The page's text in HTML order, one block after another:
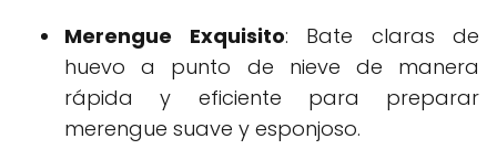
Merengue Exquisito: Bate claras de
huevo a punto de nieve de manera
rápida y eficiente para preparar
merengue suave y esponjoso.